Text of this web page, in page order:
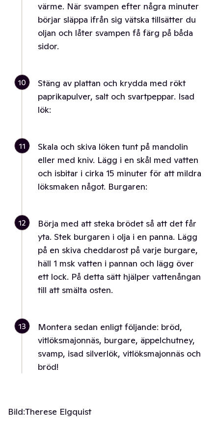
värme. När svampen efter några minuter
börjar släppa ifrån sig vätska tillsätter du
oljan och låter svampen få färg på båda
sidor.
10
Stäng av plattan och krydda med rökt
paprikapulver, salt och svartpeppar. Isad
lök:
11
Skala och skiva löken tunt på mandolin
eller med kniv. Lägg i en skål med vatten
och isbitar i cirka 15 minuter för att mildra
löksmaken något. Burgaren:
12
Börja med att steka brödet så att det får
yta. Stek burgaren i olja i en panna. Lägg
på en skiva cheddarost på varje burgare,
häll 1 msk vatten i pannan och lägg över
ett lock. På detta sätt hjälper vattenångan
till att smälta osten.
13
Montera sedan enligt följande: bröd,
vitlöksmajonnäs, burgare, äppelchutney,
svamp, isad silverlök, vitlöksmajonnäs och
bröd!
Bild:Therese Elgquist